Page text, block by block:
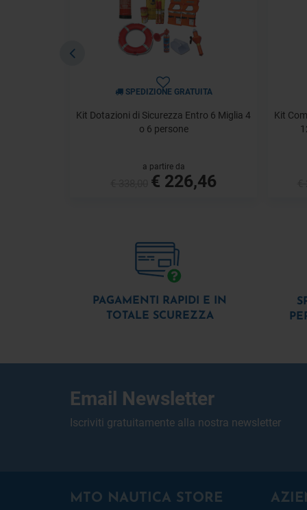
SPEDIZIONE GRATUITA
Kit Dotazioni di Sicurezza Entro 6 Miglia 4
o 6 persone
a partire da
€ 226,46
Kit
PAGAMENTI RAPIDI E IN
TOTALE SCUREZZA
Email Newsletter
Iscriviti gratuitamente alla nostra newsletter
MTO NAUTICA STORE